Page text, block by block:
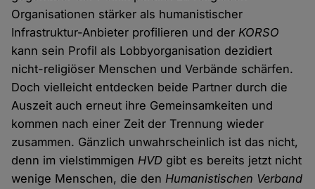
Organisationen stärker als humanistischer
Infrastruktur-Anbieter profilieren und derKORSO
kann sein Profil als Lobbyorganisation dezidiert
nicht-religiöser Menschen und Verbände schärfen.
Doch vielleicht entdecken beide Partner durch die
Auszeit auch erneut ihre Gemeinsamkeiten und
kommen nach einer Zeit der Trennung wieder
zusammen. Gänzlich unwahrscheinlich ist das nicht,
denn im vielstimmigenHVD gibt es bereits jetzt nicht
wenige Menschen, die denHumanistischen Verband